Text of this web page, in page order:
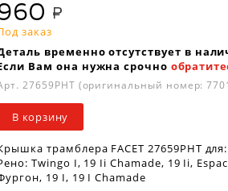
заказ
временно отсутствует в
Вам она нужна срочно
27659PHT (оригинальный номер:
В корзину
трамблера FACET 27659PHT для:
Twingo I, 19 Ii Chamade, 19 Ii,
19 I, 19 I Chamade